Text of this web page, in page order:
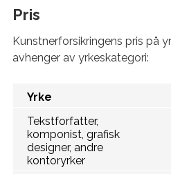
Pris
Kunstnerforsikringens pris på
avhenger av yrkeskategori:
Yrke
Tekstforfatter,
komponist, grafisk
designer, andre
kontoryrker